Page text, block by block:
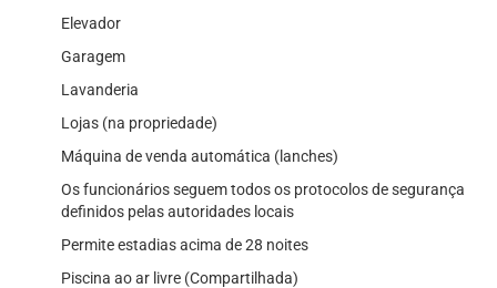
Elevador
Garagem
Lavanderia
Lojas (na propriedade)
Máquina de venda automática (lanches)
Os funcionários seguem todos os protocolos de segurança
definidos pelas autoridades locais
Permite estadias acima de 28 noites
Piscina ao ar livre (Compartilhada)